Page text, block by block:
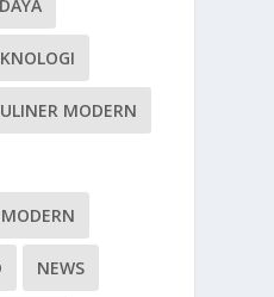
MODERN
NEWS